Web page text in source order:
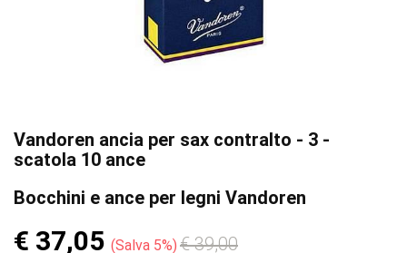
Vandoren ancia per sax contralto - 3 -
scatola 10 ance
Bocchini e ance per legni Vandoren
€ 37,05 Salva 5% € 39,00